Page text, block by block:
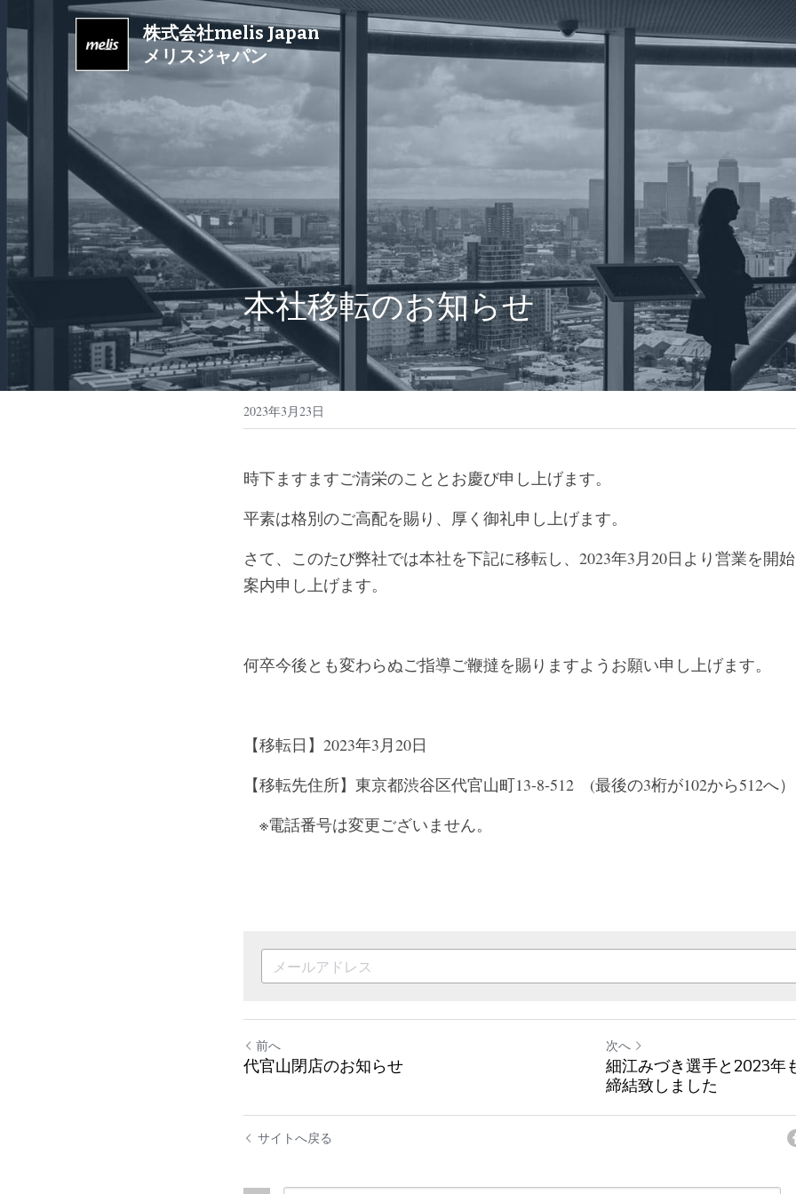
株式会社melis Japan
メリスジャパン
本社移転のお知らせ
2023年3月23日
時下ますますご清栄のこととお慶び申し上げます。
平素は格別のご高配を賜り、厚く御礼申し上げます。
さて、このたび弊社では本社を下記に移転し、2023年3月20日より営業を開
案内申し上げます。
何卒今後とも変わらぬご指導ご鞭撻を賜りますようお願い申し上げます。
【移転日】 2023年3月20日
【移転先住所】東京都渋谷区代官山町13-8-512　(最後の3桁が102から512へ）
※電話番号は変更ございません。
前へ
代官山閉店のお知らせ
次へ
細江みづき選手と2023年
締結致しました
サイトへ戻る